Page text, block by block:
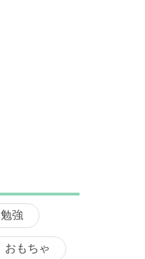
勉強
おもちゃ